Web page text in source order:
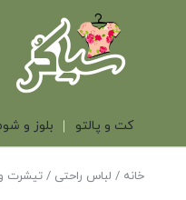
کت و پالتو بلوز و
خانه / لباس راحتی /تیشرت